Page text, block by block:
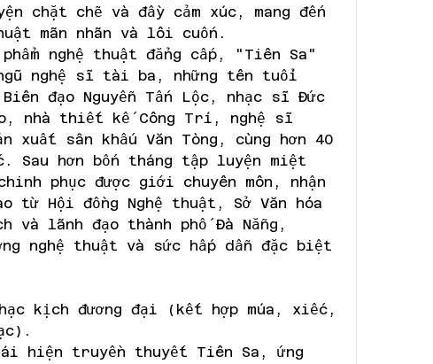
chặt chẽ và đầy cảm xúc, mang đến
mãn nhãn và lôi cuốn.
nghệ thuật đẳng cấp, "Tiên Sa"
nghệ sĩ tài ba, những tên tuổi
đạo Nguyễn Tấn Lộc, nhạc sĩ Đức
nhà thiết kế Công Trí, nghệ sĩ
xuất sân khấu Văn Tòng, cùng hơn 40
Sau hơn bốn tháng tập luyện miệt
phục được giới chuyên môn, nhận
từ Hội đồng Nghệ thuật, Sở Văn hóa
và lãnh đạo thành phố Đà Nẵng,
nghệ thuật và sức hấp dẫn đặc biệt
kịch đương đại (kết hợp múa, xiếc,
hiện truyền thuyết Tiên Sa, ứng